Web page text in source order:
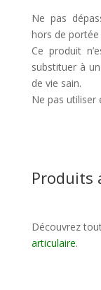
Ne pas
hors de
Ce produit
substituer à
de vie sain.
Ne pas utiliser
Produits
Découvrez
articulaire.